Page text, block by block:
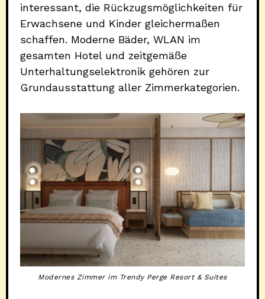
interessant, die Rückzugsmöglichkeiten für
Erwachsene und Kinder gleichermaßen
schaffen. Moderne Bäder, WLAN im
gesamten Hotel und zeitgemäße
Unterhaltungselektronik gehören zur
Grundausstattung aller Zimmerkategorien.
Modernes Zimmer im Trendy Perge Resort & Suites